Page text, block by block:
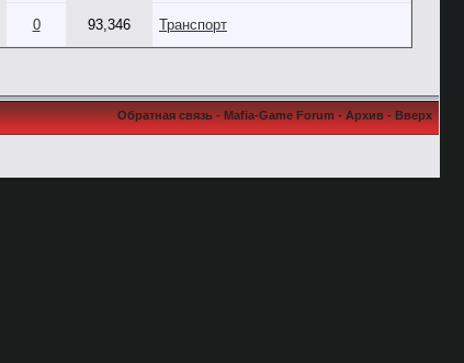
0 93,346 Транспорт
Обратная связь-Mafia-Game Forum-Архив-Вверх